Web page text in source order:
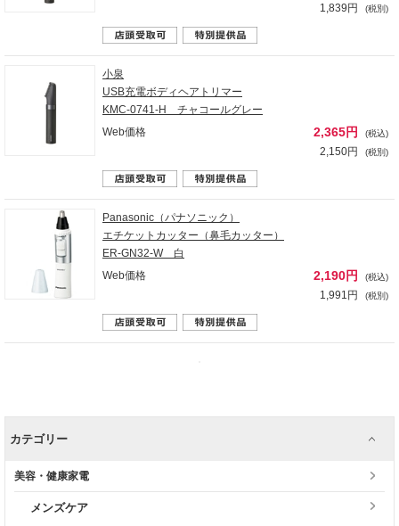
1,839円 (税別)
小泉
USB充電ボディヘアトリマー
KMC-0741-H チャコールグレー
Web価格
2,365円 (税込)
2,150円 (税別)
Panasonic（パナソニック）
エチケットカッター（鼻毛カッター）
ER-GN32-W 白
Web価格
2,190円 (税込)
1,991円 (税別)
カテゴリー
美容・健康家電
メンズケア